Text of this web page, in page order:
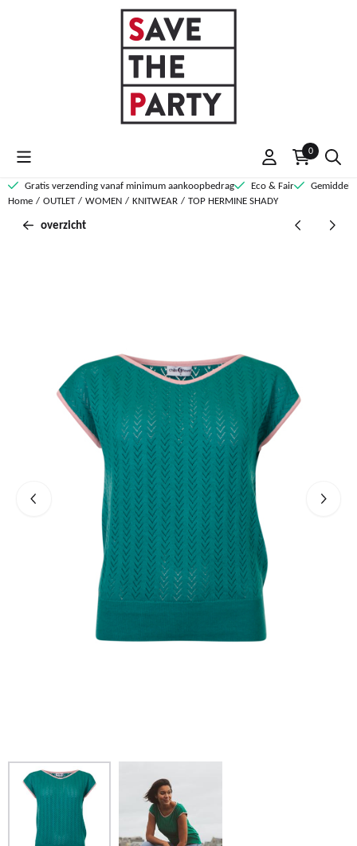
Cookievoorkeuren zijn momenteel gesloten.
0
Gratis verzending vanaf minimum aankoopbedrag Eco & Fair
Home / OUTLET / WOMEN / KNITWEAR / TOP HERMINE SHADY
overzicht